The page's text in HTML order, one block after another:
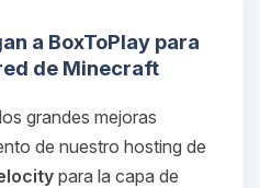
a BoxToPlay para
de Minecraft
grandes mejoras
de nuestro hosting de
para la capa de